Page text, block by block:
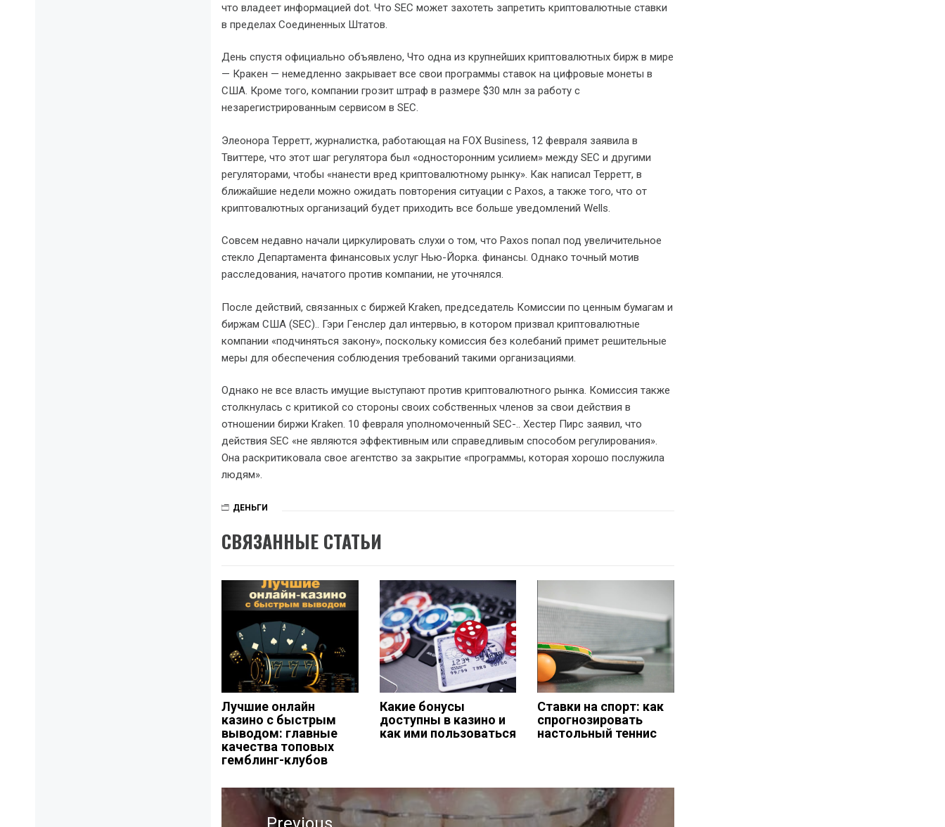
что владеет информацией dot. Что SEC может захотеть запретить криптовалютные ставки
в пределах Соединенных Штатов.
День спустя официально объявлено, Что одна из крупнейших криптовалютных бирж в мире
— Кракен — немедленно закрывает все свои программы ставок на цифровые монеты в
США. Кроме того, компании грозит штраф в размере $30 млн за работу с
незарегистрированным сервисом в SEC.
Элеонора Терретт, журналистка, работающая на FOX Business, 12 февраля заявила в
Твиттере, что этот шаг регулятора был «односторонним усилием» между SEC и другими
регуляторами, чтобы «нанести вред криптовалютному рынку». Как написал Терретт, в
ближайшие недели можно ожидать повторения ситуации с Paxos, а также того, что от
криптовалютных организаций будет приходить все больше уведомлений Wells.
Совсем недавно начали циркулировать слухи о том, что Paxos попал под увеличительное
стекло Департамента финансовых услуг Нью-Йорка. финансы. Однако точный мотив
расследования, начатого против компании, не уточнялся.
После действий, связанных с биржей Kraken, председатель Комиссии по ценным бумагам и
биржам США (SEC).. Гэри Генслер дал интервью, в котором призвал криптовалютные
компании «подчиняться закону», поскольку комиссия без колебаний примет решительные
меры для обеспечения соблюдения требований такими организациями.
Однако не все власть имущие выступают против криптовалютного рынка. Комиссия также
столкнулась с критикой со стороны своих собственных членов за свои действия в
отношении биржи Kraken. 10 февраля уполномоченный SEC-.. Хестер Пирс заявил, что
действия SEC «не являются эффективным или справедливым способом регулирования».
Она раскритиковала свое агентство за закрытие «программы, которая хорошо послужила
людям».
ДЕНЬГИ
СВЯЗАННЫЕ СТАТЬИ
Лучшие онлайн
казино с быстрым
выводом: главные
качества топовых
гемблинг-клубов
Какие бонусы
доступны в казино и
как ими пользоваться
Ставки на спорт: как
спрогнозировать
настольный теннис
Навигация